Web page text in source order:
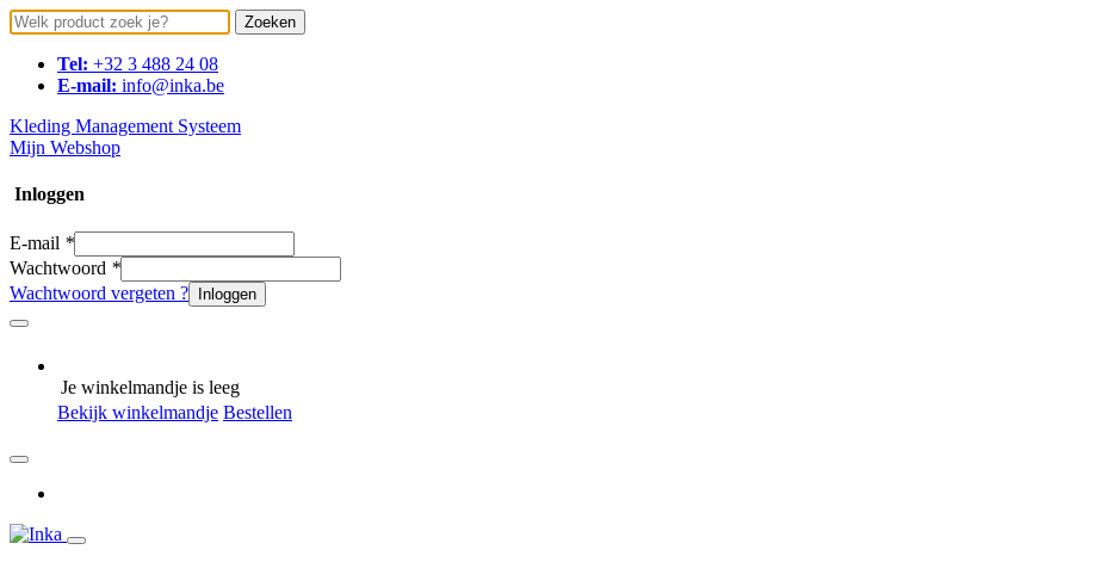
Zoeken
Tel: +32 3 488 24 08
E-mail: info@inka.be
Kleding Management Systeem
Mijn Webshop
Inloggen
E-mail *
Wachtwoord *
Wachtwoord vergeten ? Inloggen
Je winkelmandje is leeg
Bekijk winkelmandje Bestellen